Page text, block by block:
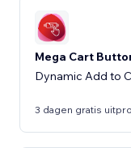
Mega Cart
Dynamic Add to
3 dagen gratis